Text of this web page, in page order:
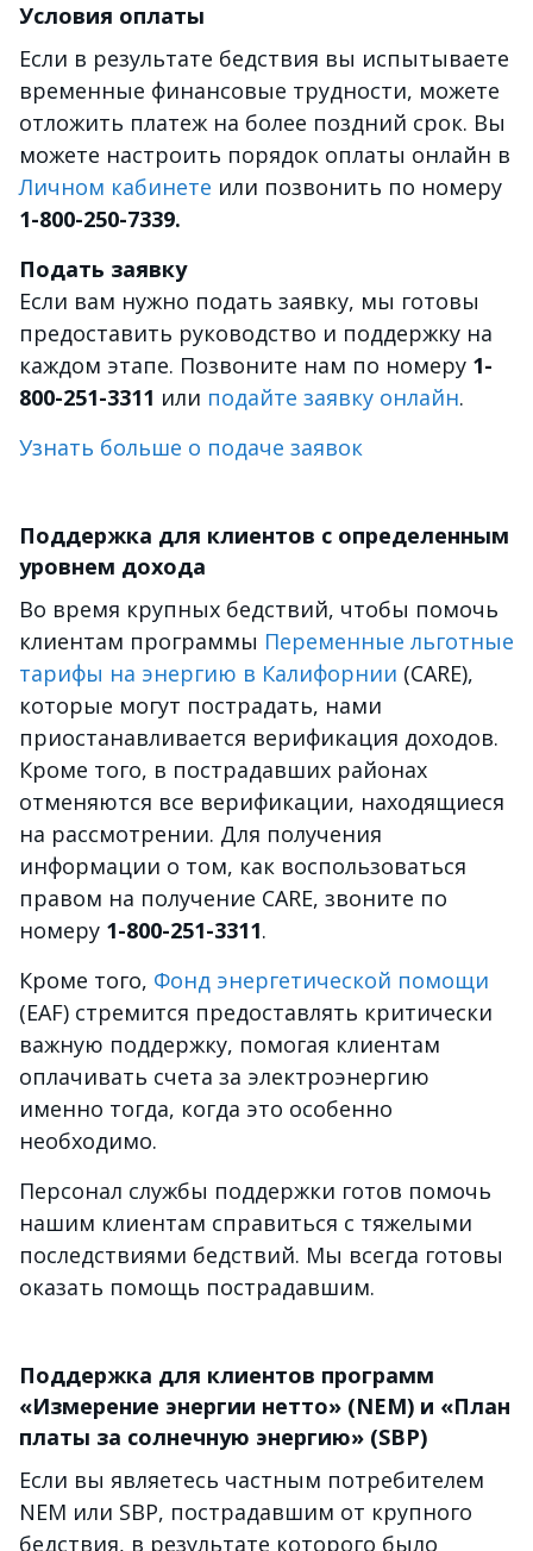
Условия оплаты
Если в результате бедствия вы испытываете
временные финансовые трудности, можете
отложить платеж на более поздний срок. Вы
можете настроить порядок оплаты онлайн в
Личном кабинете или позвонить по номеру
1-800-250-7339.
Подать заявку
Если вам нужно подать заявку, мы готовы
предоставить руководство и поддержку на
каждом этапе. Позвоните нам по номеру 1-
800-251-3311 или подайте заявку онлайн.
Узнать больше о подаче заявок
Поддержка для клиентов с определенным
уровнем дохода
Во время крупных бедствий, чтобы помочь
клиентам программы Переменные льготные
тарифы на энергию в Калифорнии (CARE),
которые могут пострадать, нами
приостанавливается верификация доходов.
Кроме того, в пострадавших районах
отменяются все верификации, находящиеся
на рассмотрении. Для получения
информации о том, как воспользоваться
правом на получение CARE, звоните по
номеру 1-800-251-3311.
Кроме того, Фонд энергетической помощи
(EAF) стремится предоставлять критически
важную поддержку, помогая клиентам
оплачивать счета за электроэнергию
именно тогда, когда это особенно
необходимо.
Персонал службы поддержки готов помочь
нашим клиентам справиться с тяжелыми
последствиями бедствий. Мы всегда готовы
оказать помощь пострадавшим.
Поддержка для клиентов программ
«Измерение энергии нетто» (NEM) и «План
платы за солнечную энергию» (SBP)
Если вы являетесь частным потребителем
NEM или SBP, пострадавшим от крупного
бедствия, в результате которого было